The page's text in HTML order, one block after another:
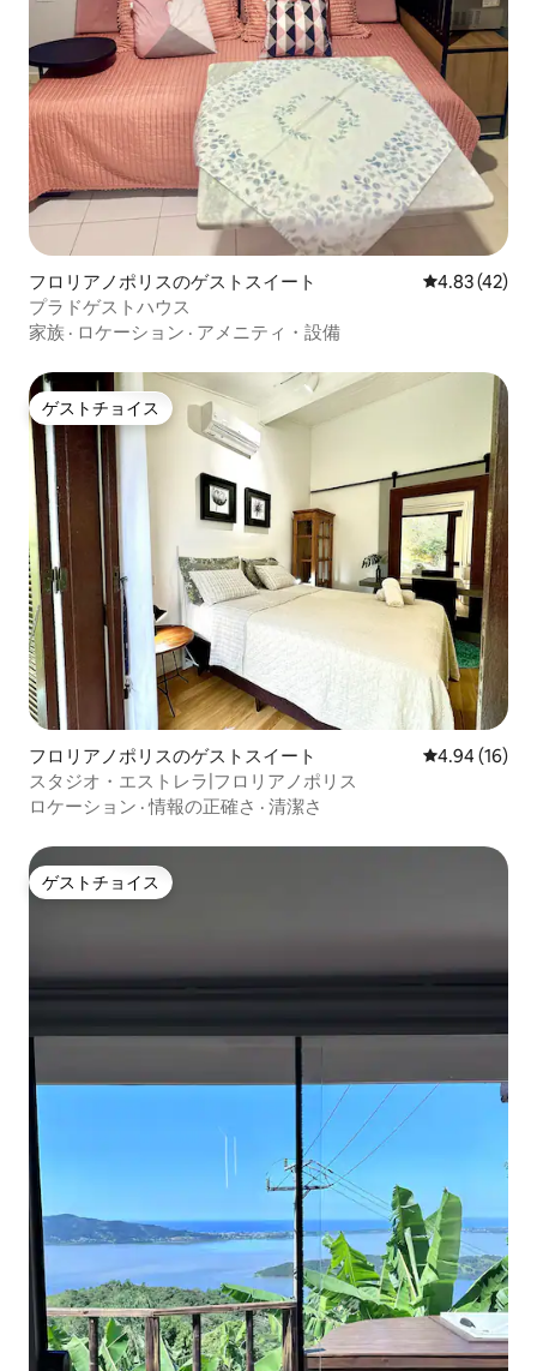
フロリアノポリスのゲストスイート レビュー42
4.83 (42)
プラドゲストハウス
家族 · ロケーション · アメニティ・設備
ゲストチョイス
ゲストチョイス
フロリアノポリスのゲストスイート レビュー16
4.94 (16)
スタジオ・エストレラ|フロリアノポリス
ロケーション ·情報の正確さ · 清潔さ
ゲストチョイス
ゲストチョイス